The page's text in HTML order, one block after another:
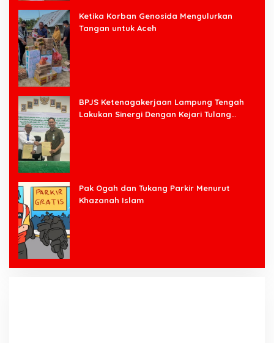
Ketika Korban Genosida Mengulurkan
Tangan untuk Aceh
BPJS Ketenagakerjaan Lampung Tengah
Lakukan Sinergi Dengan Kejari Tulang
Pak Ogah dan Tukang Parkir Menurut
Khazanah Islam